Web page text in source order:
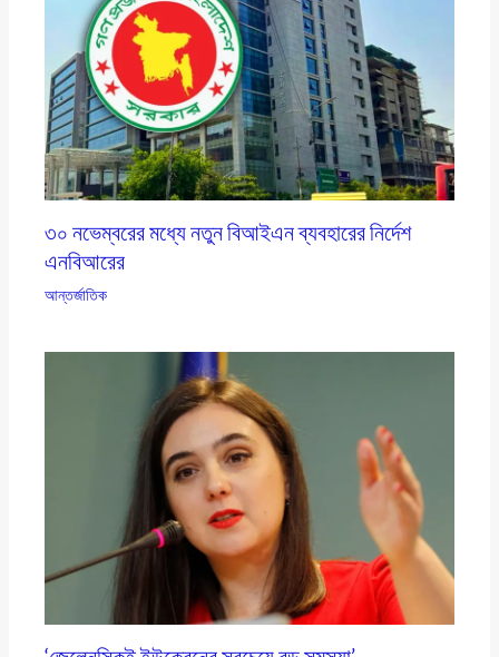
৩০ নভেম্বরের মধ্যে নতুন বিআইএন ব্যবহারের নির্দেশ
এনবিআরের
আন্তর্জাতিক